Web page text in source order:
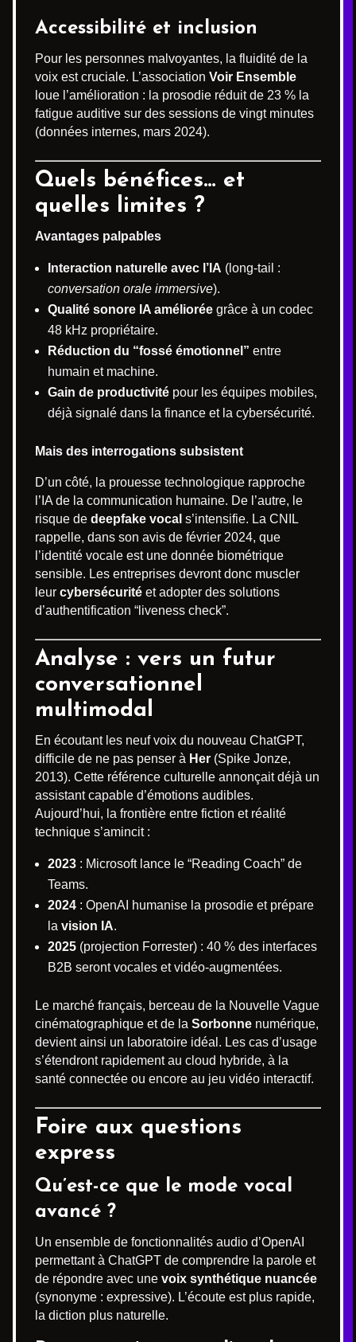
Accessibilité et inclusion
Pour les personnes malvoyantes, la fluidité de la
voix est cruciale. L’association Voir Ensemble
loue l’amélioration : la prosodie réduit de 23 % la
fatigue auditive sur des sessions de vingt minutes
(données internes, mars 2024).
Quels bénéfices… et
quelles limites ?
Avantages palpables
Interaction naturelle avec l’IA (long-tail :
conversation orale immersive).
Qualité sonore IA améliorée grâce à un codec
48 kHz propriétaire.
Réduction du “fossé émotionnel” entre
humain et machine.
Gain de productivité pour les équipes mobiles,
déjà signalé dans la finance et la cybersécurité.
Mais des interrogations subsistent
D’un côté, la prouesse technologique rapproche
l’IA de la communication humaine. De l’autre, le
risque de deepfake vocal s’intensifie. La CNIL
rappelle, dans son avis de février 2024, que
l’identité vocale est une donnée biométrique
sensible. Les entreprises devront donc muscler
leur cybersécurité et adopter des solutions
d’authentification “liveness check”.
Analyse : vers un futur
conversationnel
multimodal
En écoutant les neuf voix du nouveau ChatGPT,
difficile de ne pas penser à Her (Spike Jonze,
2013). Cette référence culturelle annonçait déjà un
assistant capable d’émotions audibles.
Aujourd’hui, la frontière entre fiction et réalité
technique s’amincit :
2023 : Microsoft lance le “Reading Coach” de
Teams.
2024 : OpenAI humanise la prosodie et prépare
la vision IA.
2025 (projection Forrester) : 40 % des interfaces
B2B seront vocales et vidéo-augmentées.
Le marché français, berceau de la Nouvelle Vague
cinématographique et de la Sorbonne numérique,
devient ainsi un laboratoire idéal. Les cas d’usage
s’étendront rapidement au cloud hybride, à la
santé connectée ou encore au jeu vidéo interactif.
Foire aux questions
express
Qu’est-ce que le mode vocal
avancé ?
Un ensemble de fonctionnalités audio d’OpenAI
permettant à ChatGPT de comprendre la parole et
de répondre avec une voix synthétique nuancée
(synonyme : expressive). L’écoute est plus rapide,
la diction plus naturelle.